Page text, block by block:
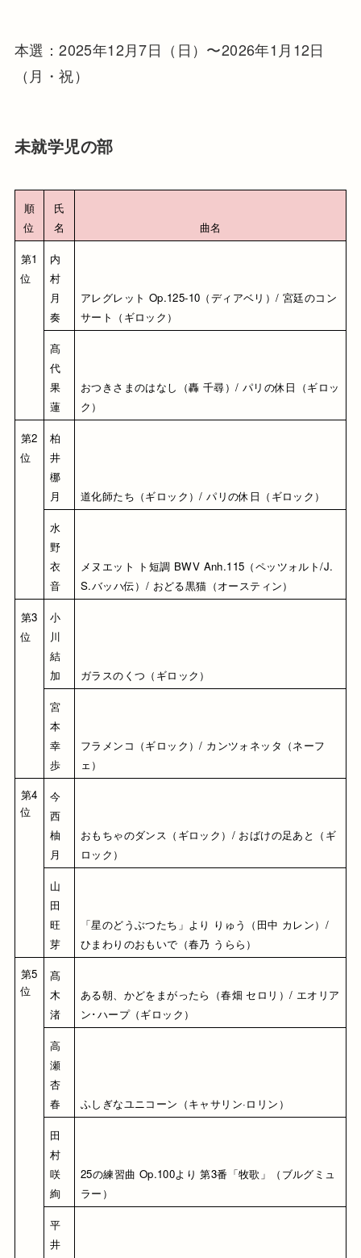
本選：2025年12月7日（日）〜2026年1月12日
（月・祝）
未就学児の部
順
位
氏
名
曲名
第1
位
内
村
月
奏
アレグレット Op.125-10（ディアベリ）/ 宮廷のコン
サート（ギロック）
髙
代
果
蓮
おつきさまのはなし（轟 千尋）/ パリの休日（ギロッ
ク）
第2
位
柏
井
梛
月
道化師たち（ギロック）/ パリの休日（ギロック）
水
野
衣
音
メヌエット ト短調 BWV Anh.115（ペッツォルト/J.
S.バッハ伝）/ おどる黒猫（オースティン）
第3
位
小
川
結
加
ガラスのくつ（ギロック）
宮
本
幸
歩
フラメンコ（ギロック）/ カンツォネッタ（ネーフ
ェ）
第4
位
今
西
柚
月
おもちゃのダンス（ギロック）/ おばけの足あと（ギ
ロック）
山
田
旺
芽
「星のどうぶつたち」より りゅう（田中 カレン）/
ひまわりのおもいで（春乃 うらら）
第5
位
髙
木
渚
ある朝、かどをまがったら（春畑 セロリ）/ エオリア
ン･ハープ（ギロック）
高
瀬
杏
春
ふしぎなユニコーン（キャサリン·ロリン）
田
村
咲
絢
25の練習曲 Op.100より 第3番「牧歌」（ブルグミュ
ラー）
平
井